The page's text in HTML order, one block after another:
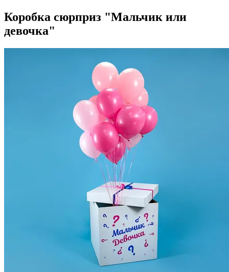
Коробка сюрприз "Мальчик или
девочка"